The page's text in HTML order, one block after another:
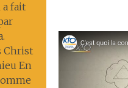
fait
Christ
En